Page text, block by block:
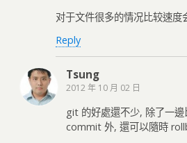
对于文件很多的情况比较速度
Reply
Tsung
2012 年 10 月 02 日
git 的好處還不少, 除了一
commit 外, 還可以隨時